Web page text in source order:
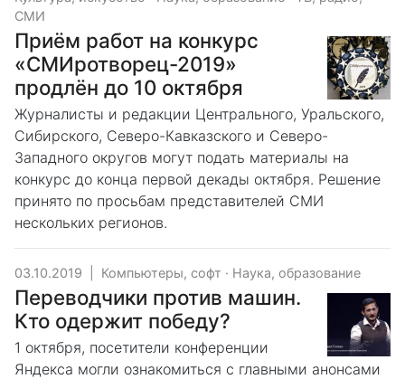
СМИ
Приём работ на конкурс
«СМИротворец-2019»
продлён до 10 октября
Журналисты и редакции Центрального, Уральского,
Сибирского, Северо-Кавказского и Северо-
Западного округов могут подать материалы на
конкурс до конца первой декады октября. Решение
принято по просьбам представителей СМИ
нескольких регионов.
03.10.2019 Компьютеры, софт · Наука, образование
Переводчики против машин.
Кто одержит победу?
1 октября, посетители конференции
Яндекса могли ознакомиться с главными анонсами